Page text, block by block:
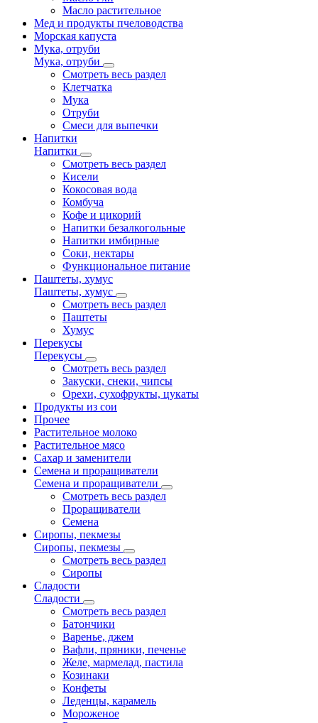
Масло растительное
Мед и продукты пчеловодства
Морская капуста
Мука, отруби
Мука, отруби
Смотреть весь раздел
Клетчатка
Мука
Отруби
Смеси для выпечки
Напитки
Напитки
Смотреть весь раздел
Кисели
Кокосовая вода
Комбуча
Кофе и цикорий
Напитки безалкогольные
Напитки имбирные
Соки, нектары
Функциональное питание
Паштеты, хумус
Паштеты, хумус
Смотреть весь раздел
Паштеты
Хумус
Перекусы
Перекусы
Смотреть весь раздел
Закуски, снеки, чипсы
Орехи, сухофрукты, цукаты
Продукты из сои
Прочее
Растительное молоко
Растительное мясо
Сахар и заменители
Семена и проращиватели
Семена и проращиватели
Смотреть весь раздел
Проращиватели
Семена
Сиропы, пекмезы
Сиропы, пекмезы
Смотреть весь раздел
Сиропы
Сладости
Сладости
Смотреть весь раздел
Батончики
Варенье, джем
Вафли, пряники, печенье
Желе, мармелад, пастила
Козинаки
Конфеты
Леденцы, карамель
Мороженое